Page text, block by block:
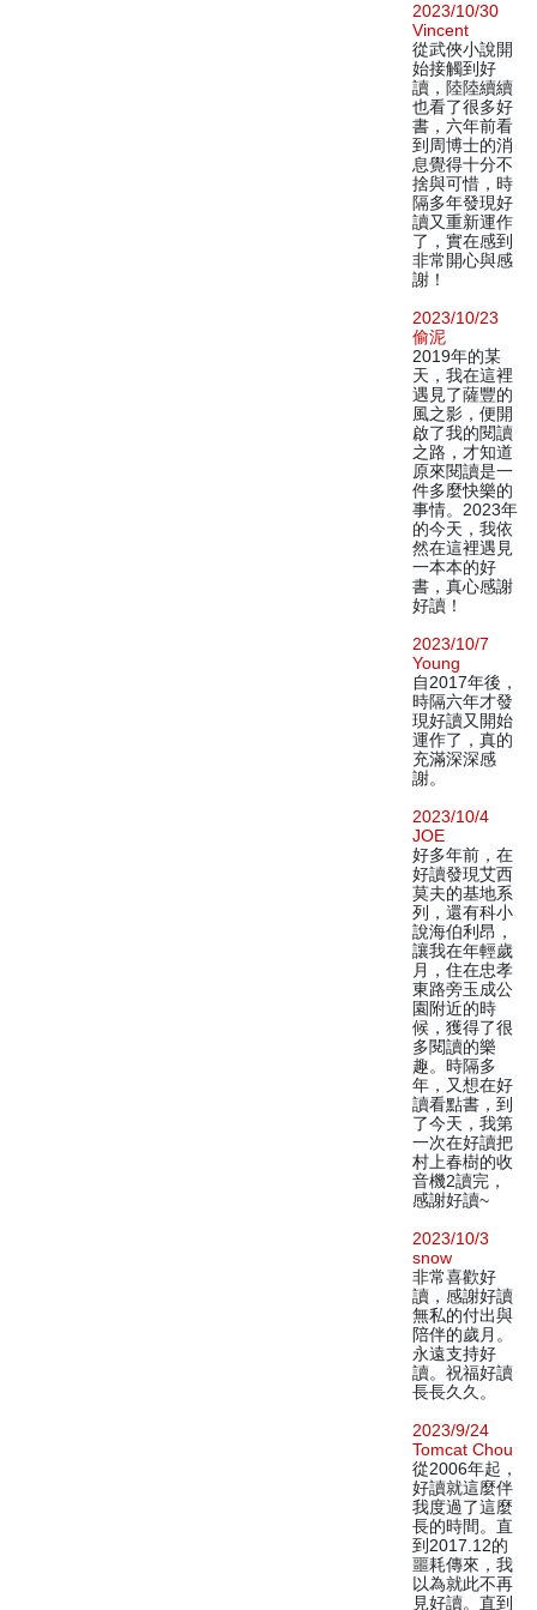
2023/10/30
Vincent
從武俠小說開
始接觸到好
讀，陸陸續續
也看了很多好
書，六年前看
到周博士的消
息覺得十分不
捨與可惜，時
隔多年發現好
讀又重新運作
了，實在感到
非常開心與感
謝！
2023/10/23
偷泥
2019年的某
天，我在這裡
遇見了薩豐的
風之影，便開
啟了我的閱讀
之路，才知道
原來閱讀是一
件多麼快樂的
事情。2023年
的今天，我依
然在這裡遇見
一本本的好
書，真心感謝
好讀！
2023/10/7
Young
自2017年後，
時隔六年才發
現好讀又開始
運作了，真的
充滿深深感
謝。
2023/10/4
JOE
好多年前，在
好讀發現艾西
莫夫的基地系
列，還有科小
說海伯利昂，
讓我在年輕歲
月，住在忠孝
東路旁玉成公
園附近的時
候，獲得了很
多閱讀的樂
趣。時隔多
年，又想在好
讀看點書，到
了今天，我第
一次在好讀把
村上春樹的收
音機2讀完，
感謝好讀~
2023/10/3
snow
非常喜歡好
讀，感謝好讀
無私的付出與
陪伴的歲月。
永遠支持好
讀。祝福好讀
長長久久。
2023/9/24
Tomcat Chou
從2006年起，
好讀就這麼伴
我度過了這麼
長的時間。直
到2017.12的
噩耗傳來，我
以為就此不再
見好讀。直到